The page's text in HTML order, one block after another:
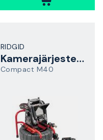
RIDGID
Kamerajärjestelmä
Compact M40